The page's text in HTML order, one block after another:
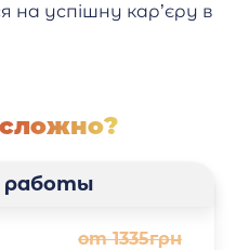
на успішну кар’єру в
сложно?
работы
от 1335грн